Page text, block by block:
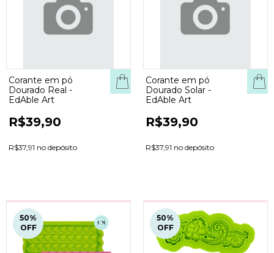
Corante em pó
Dourado Real -
EdAble Art
R$39,90
R$37,91 no depósito
Corante em pó
Dourado Solar -
EdAble Art
R$39,90
R$37,91 no depósito
50%
OFF
50%
OFF